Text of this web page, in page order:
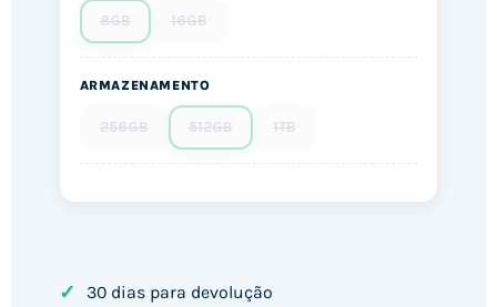
8GB 16GB
ARMAZENAMENTO
256GB 512GB 1TB
✓ 30 dias para devolução